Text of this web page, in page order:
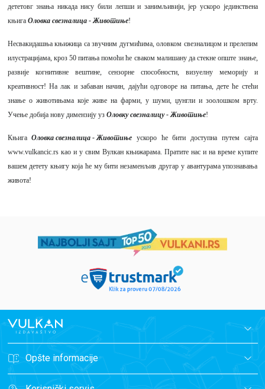
дететовг знања никада нису били лепши и занимљивији, јер ускоро јединствена
књига Оловка свезналица - Животиње!
Несвакидашња књижица са звучним дугмићима, оловком свезналицом и прелепим
илустрацијама, кроз 50 питања помоћи ће сваком малишану да стекне опште знање,
развије когнитивне вештине, сензорне способности, визуелну меморију и
креативност! На лак и забаван начин, дајући одговоре на питања, дете ће стећи
знање о животињама које живе на фарми, у шуми, џунгли и зоолошком врту.
Учење добија нову димензију уз Оловку свезналицу - Животиње!
КњигаОловка свезналица - Животиње ускоро ће бити доступна путем сајта
www.vulkancic.rsкао и у свим Вулкан књижарама. Пратите нас и на време купите
вашем детету књигу која ће му бити незаменљив другар у авантурама упознавања
живота!
Opšte informacije